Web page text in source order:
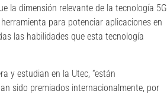
la dimensión relevante de la tecnología 5G
para potenciar aplicaciones en
las habilidades que esta tecnología
y estudian en la Utec, “están
sido premiados internacionalmente, por